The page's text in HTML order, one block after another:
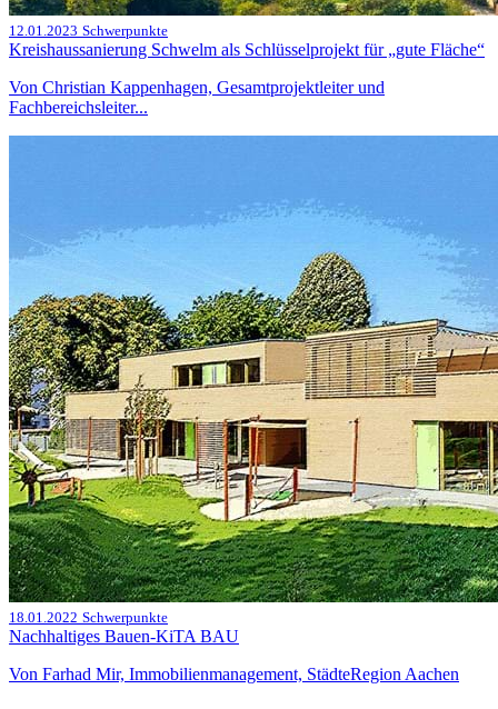
12.01.2023 Schwerpunkte
Kreishaussanierung Schwelm als Schlüsselprojekt für „gute Fläche“
Von Christian Kappenhagen, Gesamtprojektleiter und
Fachbereichsleiter...
18.01.2022 Schwerpunkte
Nachhaltiges Bauen-KiTA BAU
Von Farhad Mir, Immobilienmanagement, StädteRegion Aachen